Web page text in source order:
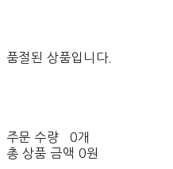
품절된 상품입니다.
주문 수량
0개
총 상품 금액 0원